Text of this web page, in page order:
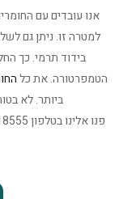
אנו עובדים עם
למטרה זו. ניתן גם
בידוד תרמי. כך
הטמפרטורה. את כל
ביותר. לא